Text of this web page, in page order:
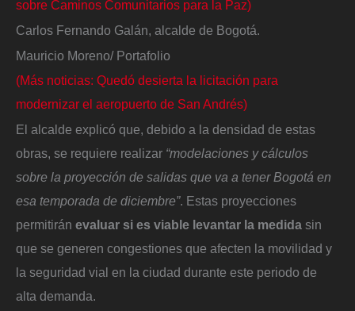
sobre Caminos Comunitarios para la Paz)
Carlos Fernando Galán, alcalde de Bogotá.
Mauricio Moreno/ Portafolio
(Más noticias: Quedó desierta la licitación para
modernizar el aeropuerto de San Andrés)
El alcalde explicó que, debido a la densidad de estas
obras, se requiere realizar “modelaciones y cálculos
sobre la proyección de salidas que va a tener Bogotá en
esa temporada de diciembre”. Estas proyecciones
permitirán evaluar si es viable levantar la medida sin
que se generen congestiones que afecten la movilidad y
la seguridad vial en la ciudad durante este periodo de
alta demanda.